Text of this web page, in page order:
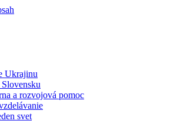
Ukrajinu
a rozvojová pomoc
svet